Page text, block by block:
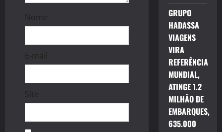
Nome
E-mail
Site
GRUPO
HADASSA
VIAGENS
VIRA
REFERÊNCIA
MUNDIAL,
ATINGE 1.2
MILHÃO DE
EMBARQUES,
635.000